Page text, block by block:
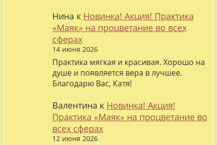
Нина к Новинка! Акция! Практика
«Маяк» на процветание во всех
сферах
14 июня 2026
Практика мягкая и красивая. Хорошо на
душе и появляется вера в лучшее.
Благодарю Вас, Катя!
Валентина к Новинка! Акция!
Практика «Маяк» на процветание во
всех сферах
12 июня 2026